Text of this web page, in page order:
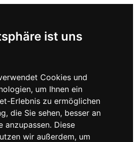
ist uns
Cookies und
um Ihnen ein
Erlebnis zu ermöglichen
die Sie sehen, besser an
anzupassen. Diese
wir außerdem, um